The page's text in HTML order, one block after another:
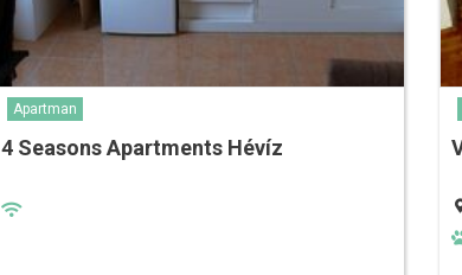
Apartman
4 Seasons Apartments Hévíz